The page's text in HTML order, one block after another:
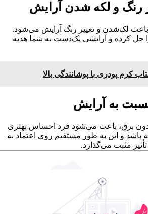
رنگ و لکه شدن آرایش
لک‌شدن و تغییر رنگ آرایش می‌شود.
حل کرده و آرایشی یک‌دست به شما هدیه
کرم‌ پودری با پوشانندگی بالا
به آرایش
برق، باعث می‌شود فرد احساس بهتری
باشد و این به طور مستقیم روی اعتماد به
مثبت می‌گذارد.